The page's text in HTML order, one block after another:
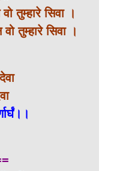
तुम्हारे सिवा ।
तुम्हारे सिवा ।